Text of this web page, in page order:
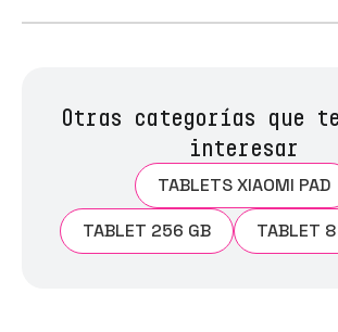
Otras categorías que
interesar
TABLETS XIAOMI PAD
TABLET 256 GB
TABLET